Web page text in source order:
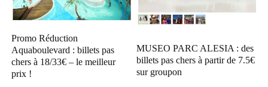
Promo Réduction
Aquaboulevard : billets pas
chers à 18/33€ – le meilleur
prix !
MUSEO PARC ALESIA : des
billets pas chers à partir de 7.5€
sur groupon